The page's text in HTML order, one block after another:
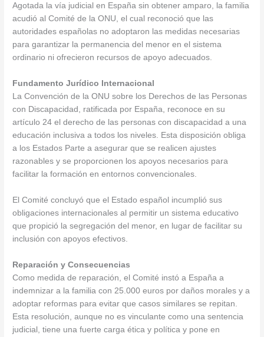
Agotada la vía judicial en España sin obtener amparo, la familia
acudió al Comité de la ONU, el cual reconoció que las
autoridades españolas no adoptaron las medidas necesarias
para garantizar la permanencia del menor en el sistema
ordinario ni ofrecieron recursos de apoyo adecuados.
Fundamento Jurídico Internacional
La Convención de la ONU sobre los Derechos de las Personas
con Discapacidad, ratificada por España, reconoce en su
artículo 24 el derecho de las personas con discapacidad a una
educación inclusiva a todos los niveles. Esta disposición obliga
a los Estados Parte a asegurar que se realicen ajustes
razonables y se proporcionen los apoyos necesarios para
facilitar la formación en entornos convencionales.
El Comité concluyó que el Estado español incumplió sus
obligaciones internacionales al permitir un sistema educativo
que propició la segregación del menor, en lugar de facilitar su
inclusión con apoyos efectivos.
Reparación y Consecuencias
Como medida de reparación, el Comité instó a España a
indemnizar a la familia con 25.000 euros por daños morales y a
adoptar reformas para evitar que casos similares se repitan.
Esta resolución, aunque no es vinculante como una sentencia
judicial, tiene una fuerte carga ética y política y pone en